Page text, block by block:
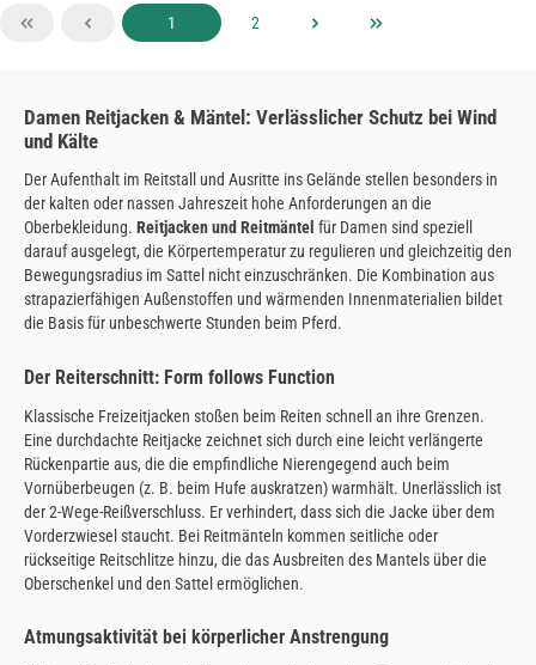
Seite
1 Seite
2
Damen Reitjacken & Mäntel: Verlässlicher Schutz bei Wind
und Kälte
Der Aufenthalt im Reitstall und Ausritte ins Gelände stellen besonders in
der kalten oder nassen Jahreszeit hohe Anforderungen an die
Oberbekleidung. Reitjacken und Reitmäntel für Damen sind speziell
darauf ausgelegt, die Körpertemperatur zu regulieren und gleichzeitig den
Bewegungsradius im Sattel nicht einzuschränken. Die Kombination aus
strapazierfähigen Außenstoffen und wärmenden Innenmaterialien bildet
die Basis für unbeschwerte Stunden beim Pferd.
Der Reiterschnitt: Form follows Function
Klassische Freizeitjacken stoßen beim Reiten schnell an ihre Grenzen.
Eine durchdachte Reitjacke zeichnet sich durch eine leicht verlängerte
Rückenpartie aus, die die empfindliche Nierengegend auch beim
Vornüberbeugen (z. B. beim Hufe auskratzen) warmhält. Unerlässlich ist
der 2-Wege-Reißverschluss. Er verhindert, dass sich die Jacke über dem
Vorderzwiesel staucht. Bei Reitmänteln kommen seitliche oder
rückseitige Reitschlitze hinzu, die das Ausbreiten des Mantels über die
Oberschenkel und den Sattel ermöglichen.
Atmungsaktivität bei körperlicher Anstrengung